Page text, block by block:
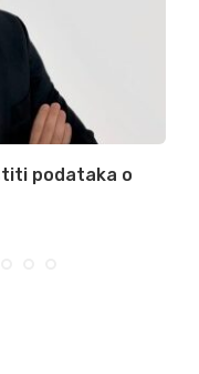
podataka o